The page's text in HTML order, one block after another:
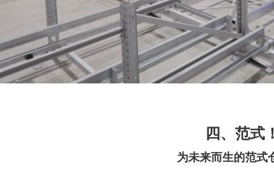
四、范式！
为未来而生的范式